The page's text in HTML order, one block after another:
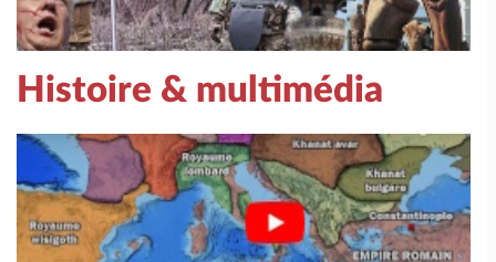
Histoire & multimédia